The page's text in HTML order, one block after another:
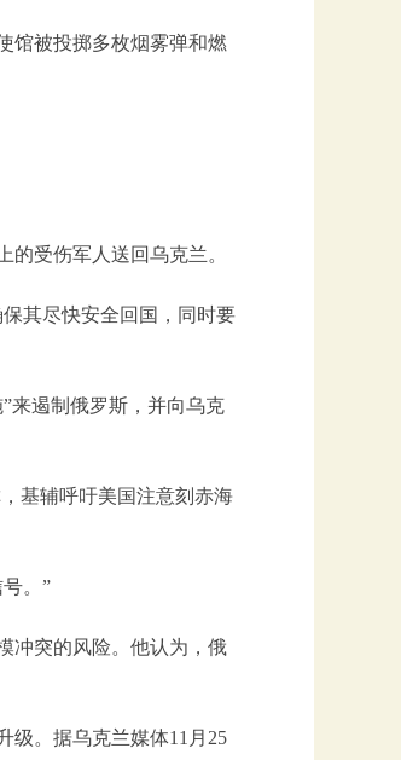
馆被投掷多枚烟雾弹和燃
受伤军人送回乌克兰。
其尽快安全回国，同时要
来遏制俄罗斯，并向乌克
基辅呼吁美国注意刻赤海
。”
冲突的风险。他认为，俄
级。据乌克兰媒体11月25